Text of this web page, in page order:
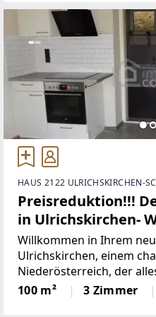
HAUS 2122 ULRICHSKIRCHEN-
Preisreduktion!!!
in Ulrichskirchen-
den 16.08. von
Anmeldung für
senden- Danke, ich
Willkommen in Ihrem
Ulrichskirchen, einem
Niederösterreich, der
komfortables und
räumlich gut angelegte
100 m² 3 Zimmer